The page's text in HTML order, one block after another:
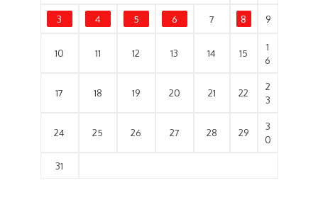
3 4 5 6 7 8 9
10 11 12 13 14 15
1
6
17 18 19 20 21 22
2
3
24 25 26 27 28 29
3
0
31